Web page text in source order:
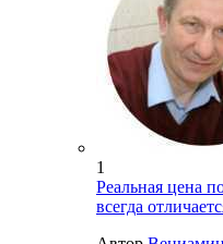
1
Реальная цена
всегда